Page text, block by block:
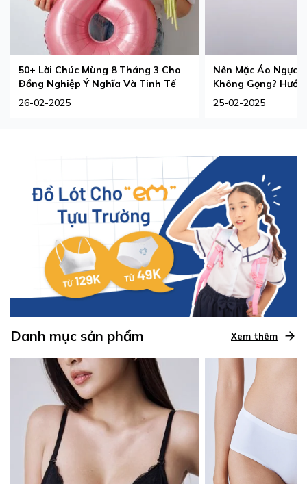
50+ Lời Chúc Mùng 8 Tháng 3 Cho
Đồng Nghiệp Ý Nghĩa Và Tinh Tế
26-02-2025
Nên Mặc Áo Ngực
Không Gọng?
Phù Hợp Nhất
25-02-2025
Danh mục sản phẩm Xem thêm